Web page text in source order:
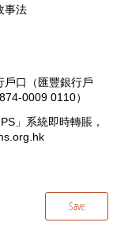
事法
戶口（匯豐銀行戶
0009 0110）
」系統即時轉賬，
Save